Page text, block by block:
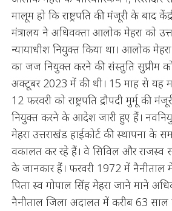
मालूम हो कि राष्ट्रपति की मंजूरी के बाद
मंत्रालय ने अधिवक्ता आलोक मेहरा को
न्यायाधीश नियुक्त किया था। आलोक मेहरा
का जज नियुक्त करने की संस्तुति सुप्रीम
अक्टूबर 2023 में की थी। 15 माह से यह
12 फरवरी को राष्ट्रपति द्रौपदी मुर्मू की
नियुक्त करने के आदेश जारी हुए हैं।
मेहरा उत्तराखंड हाईकोर्ट की स्थापना के
वकालत कर रहे हैं। वे सिविल और राजस्व
के जानकार हैं। फरवरी 1972 में
पिता स्व गोपाल सिंह मेहरा जाने माने
नैनीताल जिला अदालत में करीब 63